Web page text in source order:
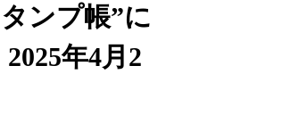
ンプ帳”に
年4月2